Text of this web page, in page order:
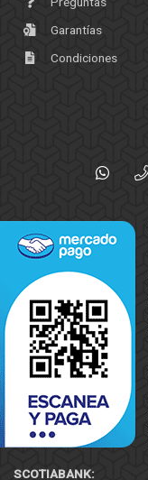
Garantías
Condiciones
SCOTIABANK: